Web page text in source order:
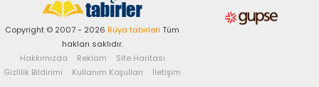
Copyright © 2007 - 2026 Rüya tabirleri Tüm
hakları saklıdır.
Hakkımızda
Reklam
Site Haritası
Gizlilik Bildirimi
Kullanım Koşulları İletişim